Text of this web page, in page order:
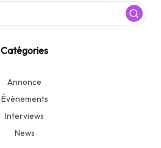
Catégories
Annonce
Événements
Interviews
News